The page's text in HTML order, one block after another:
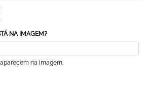
NA IMAGEM?
na imagem.